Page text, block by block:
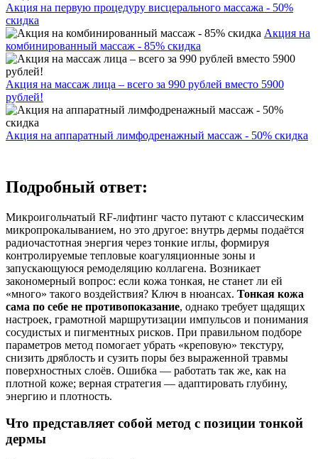
Акция на первую процедуру висцерального массажа - 50%
скидка
Акция на
комбинированный массаж - 85% скидка
Акция на массаж лица – всего за 990 рублей вместо 5900
рублей!
Акция на аппаратный лимфодренажный массаж - 50% скидка
Подробный ответ:
Микроигольчатый RF-лифтинг часто путают с классическим
микропрокалыванием, но это другое: внутрь дермы подаётся
радиочастотная энергия через тонкие иглы, формируя
контролируемые тепловые коагуляционные зоны и
запускающуюся ремоделяцию коллагена. Возникает
закономерный вопрос: если кожа тонкая, не станет ли ей
«много» такого воздействия? Ключ в нюансах. Тонкая кожа
сама по себе не противопоказание, однако требует щадящих
настроек, грамотной маршрутизации импульсов и понимания
сосудистых и пигментных рисков. При правильном подборе
параметров метод помогает убрать «креповую» текстуру,
снизить дряблость и сузить поры без выраженной травмы
поверхностных слоёв. Ошибка — работать так же, как на
плотной коже; верная стратегия — адаптировать глубину,
энергию и плотность.
Что представляет собой метод с позиции тонкой
дермы